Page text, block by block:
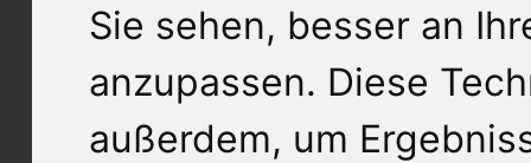
Sie sehen, besser an
anzupassen. Diese
außerdem, um